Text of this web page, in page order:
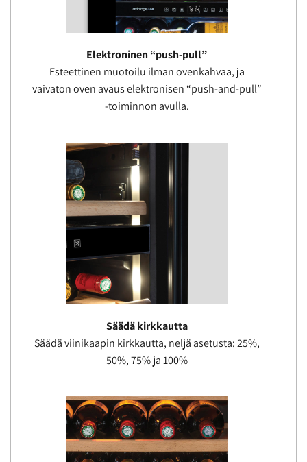
Elektroninen “push-pull”
Esteettinen muotoilu ilman ovenkahvaa, ja
vaivaton oven avaus elektronisen “push-and-pull”
-toiminnon avulla.
Säädä kirkkautta
Säädä viinikaapin kirkkautta, neljä asetusta: 25%,
50%, 75% ja 100%